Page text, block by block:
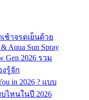
ช้าจรดเย็นด้วย
Aqua Sun Spray
Gen 2026 รวม
งรู้จัก
in 2026 ? แบบ
หนในปี 2026